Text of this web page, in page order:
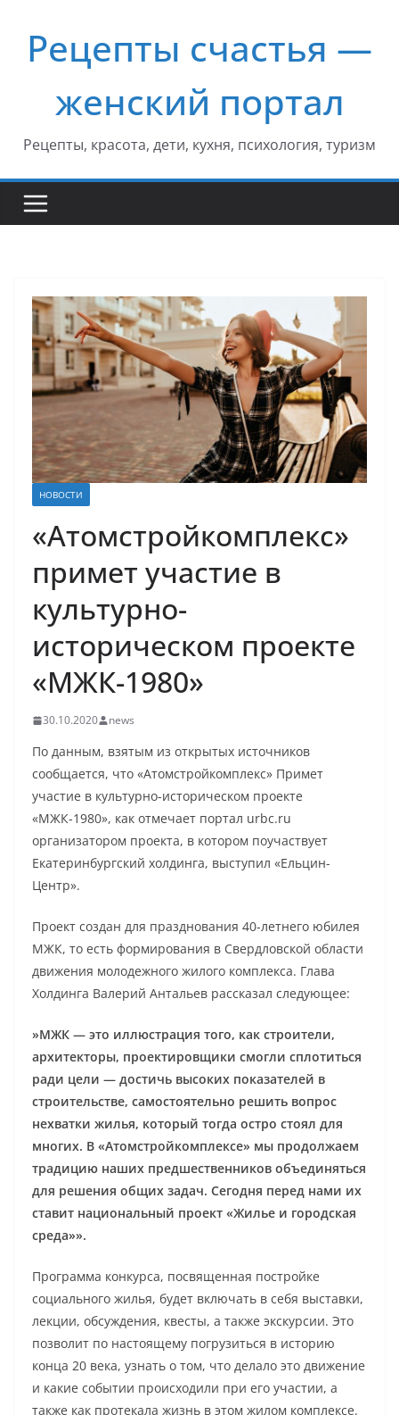
содержимому
Рецепты счастья —
женский портал
Рецепты, красота, дети, кухня, психология, туризм
НОВОСТИ
«Атомстройкомплекс»
примет участие в
культурно-
историческом проекте
«МЖК-1980»
30.10.2020 news
По данным, взятым из открытых источников
сообщается, что «Атомстройкомплекс» Примет
участие в культурно-историческом проекте
«МЖК-1980», как отмечает портал urbc.ru
организатором проекта, в котором поучаствует
Екатеринбургский холдинга, выступил «Ельцин-
Центр».
Проект создан для празднования 40-летнего юбилея
МЖК, то есть формирования в Свердловской области
движения молодежного жилого комплекса. Глава
Холдинга Валерий Антальев рассказал следующее:
»МЖК — это иллюстрация того, как строители,
архитекторы, проектировщики смогли сплотиться
ради цели — достичь высоких показателей в
строительстве, самостоятельно решить вопрос
нехватки жилья, который тогда остро стоял для
многих. В «Атомстройкомплексе» мы продолжаем
традицию наших предшественников объединяться
для решения общих задач. Сегодня перед нами их
ставит национальный проект «Жилье и городская
среда»».
Программа конкурса, посвященная постройке
социального жилья, будет включать в себя выставки,
лекции, обсуждения, квесты, а также экскурсии. Это
позволит по настоящему погрузиться в историю
конца 20 века, узнать о том, что делало это движение
и какие событии происходили при его участии, а
также как протекала жизнь в этом жилом комплексе.